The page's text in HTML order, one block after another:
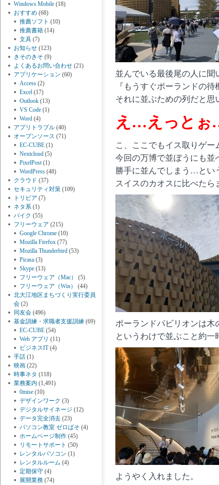
Windows Mobile (18)
おすすめ (68)
推薦ソフト (10)
推薦書籍 (14)
文具 (7)
お知らせ (123)
きそのきそ (9)
よくあるお問い合わせ (21)
アプリケーション (60)
Access (2)
Excel (17)
Outlook (13)
VS Code (1)
Word (4)
アプリトラブル (40)
オープンソース (71)
EC-CUBE (1)
Nextcloud (5)
PixelPost(1)
WordPress (48)
クラウド (37)
セキュリティ対策 (109)
トリビア (7)
ネタ系 (1)
バイク (55)
フリーウェア (215)
Google Chrome (10)
Mozilla Firefox (77)
Mozilla Thunderbird (53)
Picasa (3)
Skype (13)
フリーウェア（Mac）
(5)
フリーウェア（Win）
(44)
北大江地区まちづくり実行委員
会 (2)
同友会 (496)
基金訓練・求職者支援訓練 (69)
EC-CUBE (54)
Web アプリ (11)
ビジネスIT(4)
手話 (1)
映画 (22)
時事ネタ (118)
業務案内 (1,491)
0mise (10)
デザインワーク (3)
デジタルサイネージ (12)
データ完全消去 (23)
パソコン教室 ゼロぱそ (4)
ホームページ制作 (45)
リモートサポート (50)
レンタルパソコン (1)
レンタルルーム (4)
定期保守 (4)
展開業務 (74)
並んでいる最後尾の人に
『もうすぐポーランドの
それに並ぶための列だと
え…えっとぉ
こ、ここでもイス取りゲー
今回の万博で並ぼうにも並
勝手に並んでしまう…とい
スイスのカオスに比べた
ポーランドパビリオンは木
というわけで並ぶこと約
ようやく入れました。